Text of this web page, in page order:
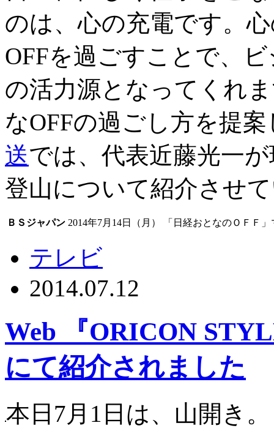
のは、心の充電です。
OFFを過ごすことで、
の活力源となってくれ
なOFFの過ごし方を提
送では、代表近藤光一
登山について紹介させ
ＢＳジャパン 2014年7月14日（月） 「日経おとなのＯＦＦ
テレビ
2014.07.12
Web 『ORICON
にて紹介されました
本日7月1日は、山開き